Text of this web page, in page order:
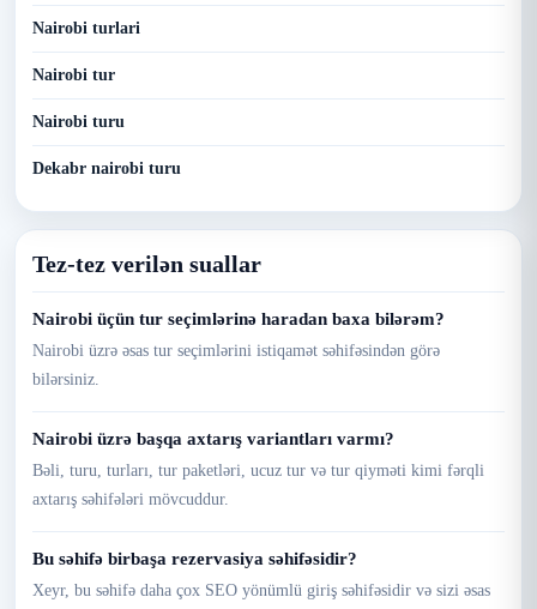
Nairobi turlari
Nairobi tur
Nairobi turu
Dekabr nairobi turu
Tez-tez verilən suallar
Nairobi üçün tur seçimlərinə haradan baxa bilərəm?
Nairobi üzrə əsas tur seçimlərini istiqamət səhifəsindən görə
bilərsiniz.
Nairobi üzrə başqa axtarış variantları varmı?
Bəli, turu, turları, tur paketləri, ucuz tur və tur qiyməti kimi fərqli
axtarış səhifələri mövcuddur.
Bu səhifə birbaşa rezervasiya səhifəsidir?
Xeyr, bu səhifə daha çox SEO yönümlü giriş səhifəsidir və sizi əsas